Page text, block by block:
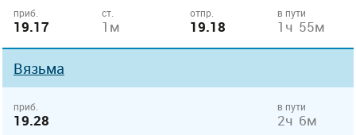
приб.
19.17
ст.
1м
отпр.
19.18
в пути
1ч 55м
Вязьма
приб.
19.28
в пути
2ч 6м